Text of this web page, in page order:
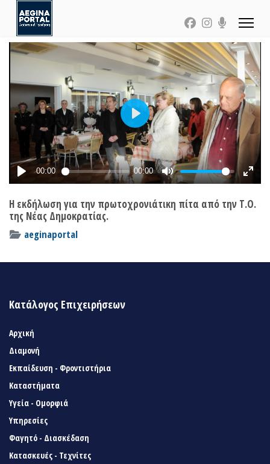
Η εκδήλωση για την πρωτοχρονιάτικη πίτα από την Τ.Ο.
της Νέας Δημοκρατίας.
aeginaportal
Κατάλογος Επιχειρήσεων
Αρχική
Διαμονή
Εκπαίδευση - Φροντιστήρια
Καταστήματα
Υγεία - Ομορφιά
Υπηρεσίες
Φαγητό - Διασκέδαση
Κατασκευές - Τεχνίτες